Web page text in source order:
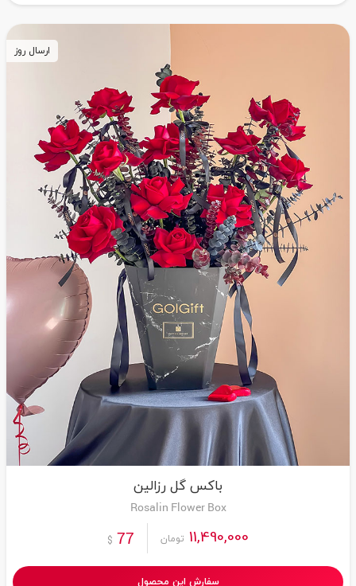
باکس گل رزالین
Rosalin Flower Box
11,490,000 تومان 77
$
سفارش این محصول
ارسال روز